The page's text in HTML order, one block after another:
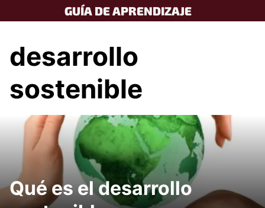
to
GUÍA DE APRENDIZAJE
desarrollo
sostenible
Qué es el desarrollo